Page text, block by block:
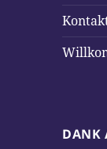
DANK